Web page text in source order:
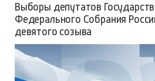
Выборы депутатов
Федерального Собрания
девятого созыва